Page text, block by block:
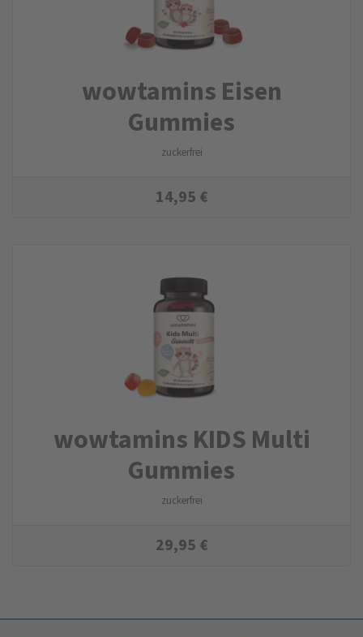
wowtamins Eisen
Gummies
zuckerfrei
14,95 €
wowtamins KIDS Multi
Gummies
zuckerfrei
29,95 €